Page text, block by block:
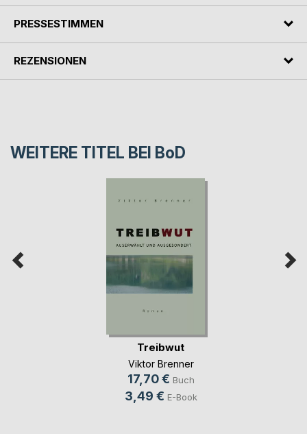
PRESSESTIMMEN
REZENSIONEN
WEITERE TITEL BEI BoD
Treibwut
Viktor Brenner
17,70 € Buch
3,49 € E-Book